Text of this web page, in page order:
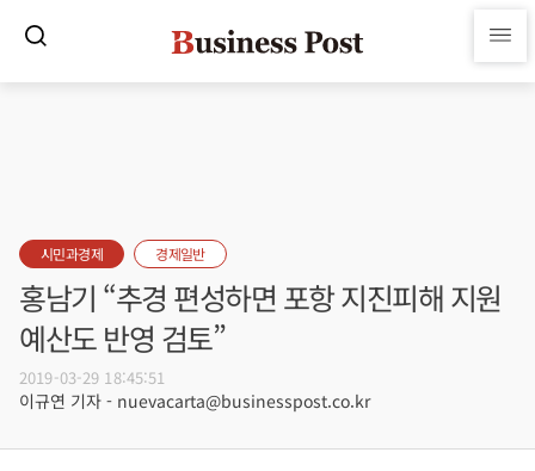
시민과경제 경제일반
홍남기 “추경 편성하면 포항 지진피해 지원
예산도 반영 검토”
2019-03-29 18:45:51
이규연 기자 - nuevacarta@businesspost.co.kr